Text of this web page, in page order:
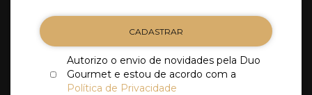
CADASTRAR
Autorizo o envio de novidades pela Duo
Gourmet e estou de acordo com a
Política de Privacidade